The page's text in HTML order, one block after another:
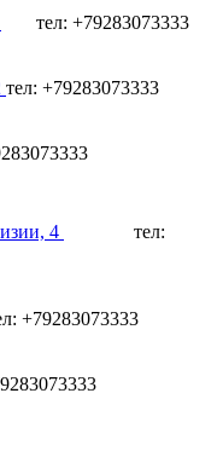
тел: +79283073333
тел: +79283073333
4
тел:
+79283073333